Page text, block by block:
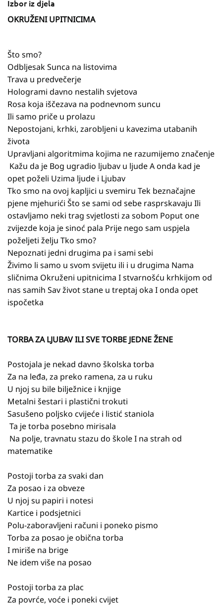
Izbor iz djela
OKRUŽENI UPITNICIMA
Što smo?
Odbljesak Sunca na listovima
Trava u predvečerje
Hologrami davno nestalih svjetova
Rosa koja iščezava na podnevnom suncu
Ili samo priče u prolazu
Nepostojani, krhki, zarobljeni u kavezima utabanih
života
Upravljani algoritmima kojima ne razumijemo značenje
Kažu da je Bog ugradio ljubav u ljude A onda kad je
opet poželi Uzima ljude i Ljubav
Tko smo na ovoj kapljici u svemiru Tek beznačajne
pjene mjehurići Što se sami od sebe rasprskavaju Ili
ostavljamo neki trag svjetlosti za sobom Poput one
zvijezde koja je sinoć pala Prije nego sam uspjela
poželjeti želju Tko smo?
Nepoznati jedni drugima pa i sami sebi
Živimo li samo u svom svijetu ili i u drugima Nama
sličnima Okruženi upitnicima I stvarnošću krhkijom od
nas samih Sav život stane u treptaj oka I onda opet
ispočetka
TORBA ZA LJUBAV ILI SVE TORBE JEDNE ŽENE
Postojala je nekad davno školska torba
Za na leđa, za preko ramena, za u ruku
U njoj su bile bilježnice i knjige
Metalni šestari i plastični trokuti
Sasušeno poljsko cvijeće i listić staniola
Ta je torba posebno mirisala
Na polje, travnatu stazu do škole I na strah od
matematike
Postoji torba za svaki dan
Za posao i za obveze
U njoj su papiri i notesi
Kartice i podsjetnici
Polu-zaboravljeni računi i poneko pismo
Torba za posao je obična torba
I miriše na brige
Ne idem više na posao
Postoji torba za plac
Za povrće, voće i poneki cvijet